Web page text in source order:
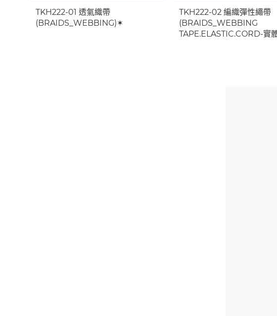
TKH222-01 透氣織帶
(BRAIDS_WEBBING)✶
TKH222-02 編織彈性繩帶
(BRAIDS_WEBBING
TAPE.ELASTIC.CORD-實